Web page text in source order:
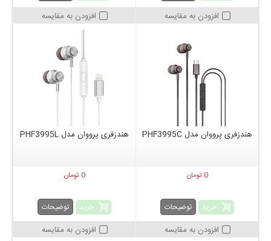
افزودن به مقایسه افزودن به مقایسه
هندزفری پرووان مدل PHF3995C
0 تومان
خرید توضیحات
افزودن به مقایسه
هندزفری پرووان مدل PHF3995L
0 تومان
خرید توضیحات
افزودن به مقایسه